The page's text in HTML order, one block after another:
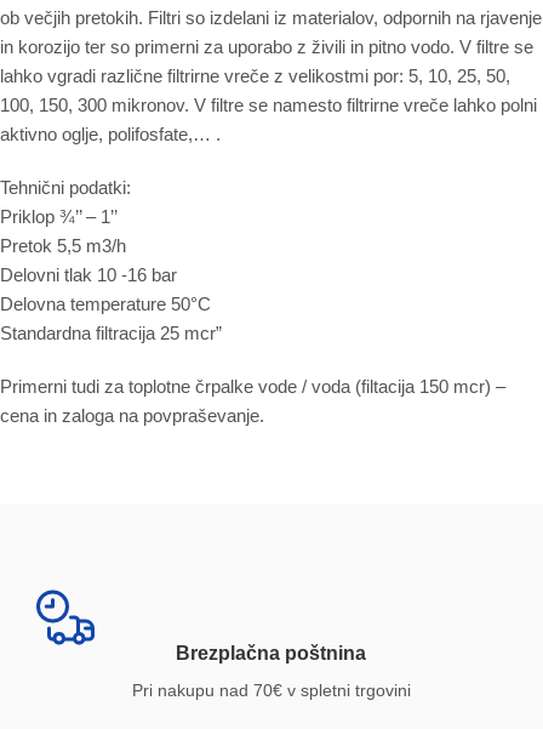
ob večjih pretokih. Filtri so izdelani iz materialov, odpornih na rjavenje
in korozijo ter so primerni za uporabo z živili in pitno vodo. V filtre se
lahko vgradi različne filtrirne vreče z velikostmi por: 5, 10, 25, 50,
100, 150, 300 mikronov. V filtre se namesto filtrirne vreče lahko polni
aktivno oglje, polifosfate,… .
Tehnični podatki:
Priklop ¾’’ – 1’’
Pretok 5,5 m3/h
Delovni tlak 10 -16 bar
Delovna temperature 50°C
Standardna filtracija 25 mcr”
Primerni tudi za toplotne črpalke vode / voda (filtacija 150 mcr) –
cena in zaloga na povpraševanje.
Brezplačna poštnina
Pri nakupu nad 70€ v spletni trgovini